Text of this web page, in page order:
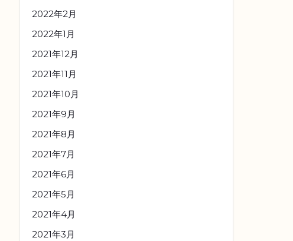
2022年2月
2022年1月
2021年12月
2021年11月
2021年10月
2021年9月
2021年8月
2021年7月
2021年6月
2021年5月
2021年4月
2021年3月